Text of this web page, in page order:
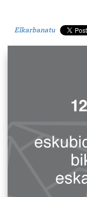
Elkarbanatu